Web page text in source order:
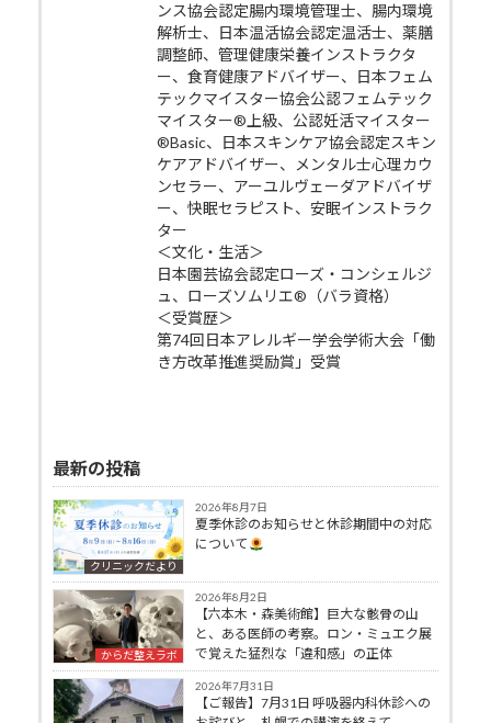
ンス協会認定腸内環境管理士、腸内環境
解析士、日本温活協会認定温活士、薬膳
調整師、管理健康栄養インストラクタ
ー、食育健康アドバイザー、日本フェム
テックマイスター協会公認フェムテック
マイスター®上級、公認妊活マイスター
®Basic、日本スキンケア協会認定スキン
ケアアドバイザー、メンタル士心理カウ
ンセラー、アーユルヴェーダアドバイザ
ー、快眠セラピスト、安眠インストラク
ター
＜文化・生活＞
日本園芸協会認定ローズ・コンシェルジ
ュ、ローズソムリエ®（バラ資格）
＜受賞歴＞
第74回日本アレルギー学会学術大会「働
き方改革推進奨励賞」受賞
最新の投稿
クリニックだより
2026年8月7日
夏季休診のお知らせと休診期間中の対応
について
からだ整えラボ
2026年8月2日
【六本木・森美術館】巨大な骸骨の山
と、ある医師の考察。ロン・ミュエク展
で覚えた猛烈な「違和感」の正体
2026年7月31日
【ご報告】7月31日 呼吸器内科休診への